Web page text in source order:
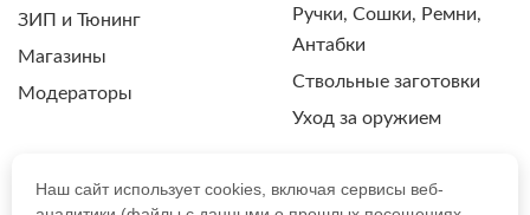
ЗИП и Тюнинг
Магазины
Модераторы
Ручки, Сошки, Ремни,
Антабки
Ствольные заготовки
Уход за оружием
Наш сайт использует cookies, включая сервисы веб-